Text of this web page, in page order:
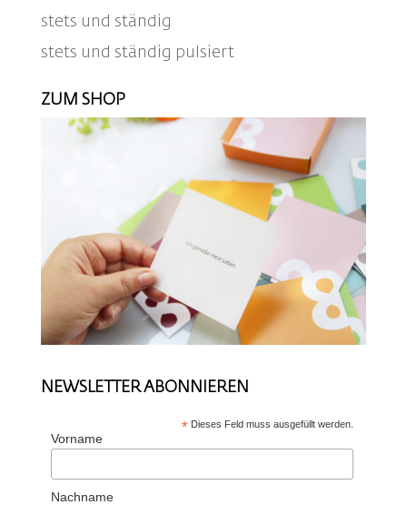
stets und ständig
stets und ständig pulsiert
ZUM SHOP
NEWSLETTER ABONNIEREN
* Dieses Feld muss ausgefüllt werden.
Vorname
Nachname